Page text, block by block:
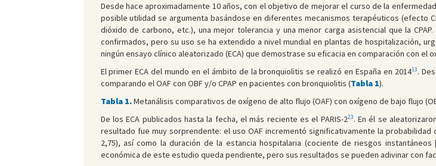
Desde hace aproximadamente 10 años, con el objetivo de mejorar el curso de la
posible utilidad se argumenta basándose en diferentes mecanismos terapéuticos (efecto
dióxido de carbono, etc.), una mejor tolerancia y una menor carga asistencial que la
confirmados, pero su uso se ha extendido a nivel mundial en plantas de hospitalización,
ningún ensayo clínico aleatorizado (ECA) que demostrase su eficacia en comparación con el
El primer ECA del mundo en el ámbito de la bronquiolitis se realizó en España en 201413.
comparando el OAF con OBF y/o CPAP en pacientes con bronquiolitis (Tabla 1).
Tabla 1.Metanálisis comparativos de oxígeno de alto flujo (OAF) con oxígeno de bajo flujo
De los ECA publicados hasta la fecha, el más reciente es el PARIS-223. En él se
resultado fue muy sorprendente: el uso OAF incrementó significativamente la probabilidad
2,75), así como la duración de la estancia hospitalaria (cociente de riesgos instantáneos
económica de este estudio queda pendiente, pero sus resultados se pueden adivinar con